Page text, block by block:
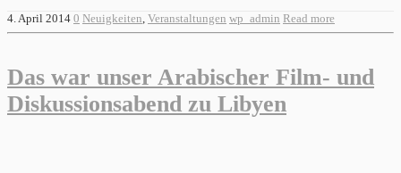
4. April 2014 0 Neuigkeiten, Veranstaltungen wp_admin Read more
Das war unser Arabischer Film- und
Diskussionsabend zu Libyen